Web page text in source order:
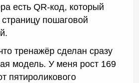
есть QR-код, который
пошаговой
тренажёр сделан сразу
модель. У меня рост 169
пятироликового